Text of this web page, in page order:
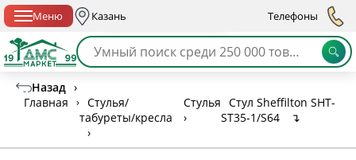
Меню Казань Телефоны
Назад ›
Главная
› Стулья/
табуреты/кресла
›
Стулья
›
Стул Sheffilton SHT-
ST35-1/S64
↴